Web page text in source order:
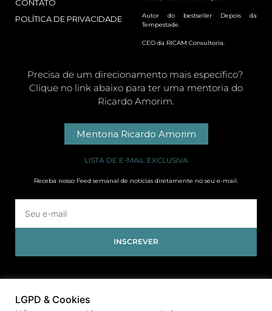
CONTATO
POLÍTICA DE PRIVACIDADE
Autor do bestseller Depois da
Tempestade.
CEO da RICAM Consultoria.
Precisa de um direcionamento mais específico?
Clique no link abaixo para ter uma mentoria do
Ricardo Amorim.
Mentoria Ricardo Amorim
LISTA DE E-MAIL EXCLUSIVA
Receba nosso Feed semanal de notícias diretamente no seu e-mail.
INSCREVER
LGPD & Cookies